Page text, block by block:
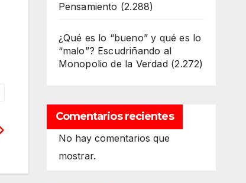
Pensamiento (2.288)
¿Qué es lo “bueno” y qué es lo
“malo”? Escudriñando al
Monopolio de la Verdad (2.272)
Comentarios recientes
No hay comentarios que
mostrar.